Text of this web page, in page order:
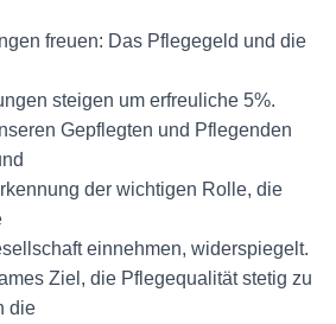
freuen: Das Pflegegeld und die
steigen um erfreuliche 5%.
Gepflegten und Pflegenden
der wichtigen Rolle, die
einnehmen, widerspiegelt.
Ziel, die Pflegequalität stetig zu
die